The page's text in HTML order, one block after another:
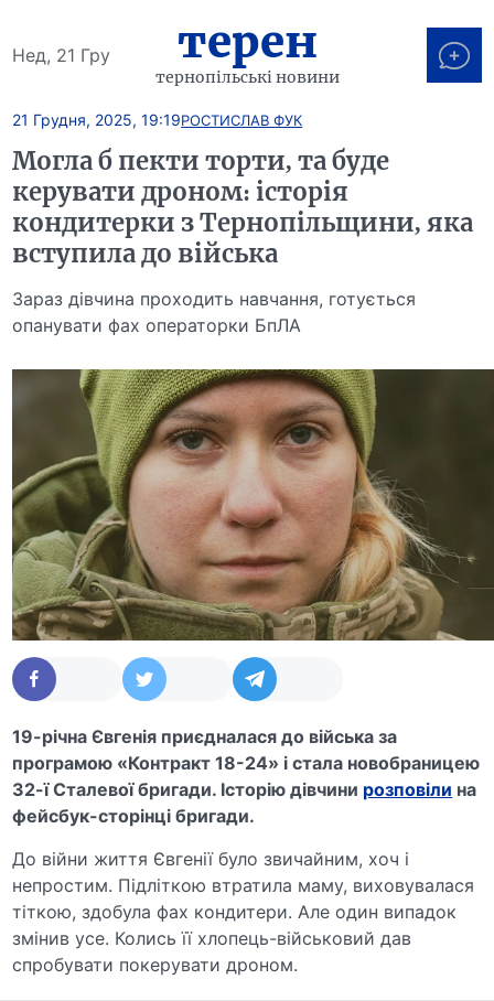
Нед, 21 Гру терен
тернопільські новини
21 Грудня, 2025, 19:19РОСТИСЛАВ ФУК
Могла б пекти торти, та буде
керувати дроном: історія
кондитерки з Тернопільщини, яка
вступила до війська
Зараз дівчина проходить навчання, готується
опанувати фах операторки БпЛА
19-річна Євгенія приєдналася до війська за
програмою «Контракт 18-24» і стала новобраницею
32-ї Сталевої бригади. Історію дівчини розповіли на
фейсбук-сторінці бригади.
До війни життя Євгенії було звичайним, хоч і
непростим. Підліткою втратила маму, виховувалася
тіткою, здобула фах кондитери. Але один випадок
змінив усе. Колись її хлопець-військовий дав
спробувати покерувати дроном.